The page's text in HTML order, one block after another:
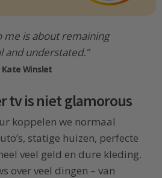
me is about remaining
and understated.”
Kate Winslet
tv is niet glamorous
koppelen we normaal
statige huizen, perfecte
veel geld en dure kleding.
over veel dingen – van